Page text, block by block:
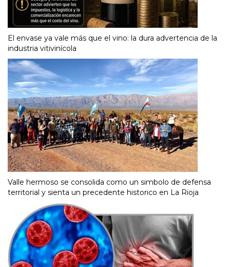
El envase ya vale más que el vino: la dura advertencia de la
industria vitivinícola
Valle hermoso se consolida como un simbolo de defensa
territorial y sienta un precedente historico en La Rioja